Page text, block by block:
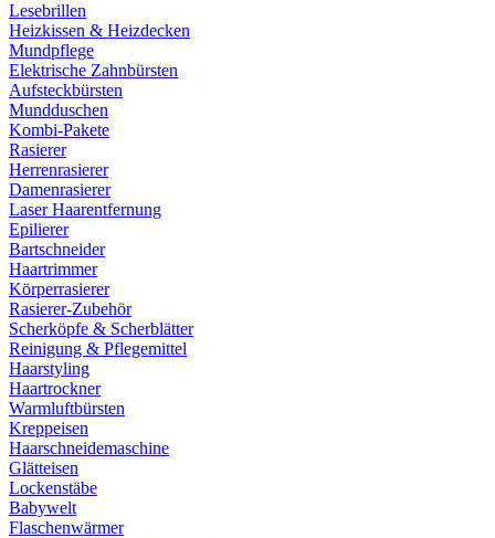
Lesebrillen
Heizkissen & Heizdecken
Mundpflege
Elektrische Zahnbürsten
Aufsteckbürsten
Mundduschen
Kombi-Pakete
Rasierer
Herrenrasierer
Damenrasierer
Laser Haarentfernung
Epilierer
Bartschneider
Haartrimmer
Körperrasierer
Rasierer-Zubehör
Scherköpfe & Scherblätter
Reinigung & Pflegemittel
Haarstyling
Haartrockner
Warmluftbürsten
Kreppeisen
Haarschneidemaschine
Glätteisen
Lockenstäbe
Babywelt
Flaschenwärmer